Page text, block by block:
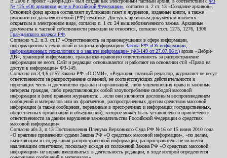
№ 125 «Об архивном деле в Российской Федерации» , согласно п. 2 ст. 13 «Создание архивов».
Основной фонд архива составляют публикации газет и журналов, изданные книги, а также
рукописи по дальневосточной (РФ) тематике. Доступ к архивным документам является
открытым в электронном виде, согласно п. 1 ст. 24 вышеобозначенного закона. Архивные
документы к частной собственности редакции не относятся, согласно ст.ст. 1275, 1276, 1306
Гражданского кодекса РФ
Согласно ч.2. п.3. ст.17 «Ответственность за правонарушения в сфере информации,
информационных технологий и защиты информации» Закона РФ «Об информации,
информационных технологиях и о защите информации» (ФЗ-149 от 27.07.06 г.) архив «Дебри-
ДВ», хранящий информацию, гражданско-правовую ответственность за распространение
информации не несет. Сайт и редакция основываются и работают на основании ст.8 «Право на
доступ к информации» ФЗ-149.
Согласно пп.3,4,6 ст.57 Закона РФ «О СМИ», «Редакция, главный редактор, журналист не несут
ответственности за распространение сведений, не соответствующих действительности и
порочащих честь и достоинство граждан и организаций, либо ущемляющих права и законные
интересы граждан, либо представляющих собой злоупотребление свободой массовой
информации и (или) правами журналиста: ...если они являются дословным воспроизведением
сообщений и материалов или их фрагментов, распространенных другим средством массовой
информации (а также сообщения, переданные в пресс-релизах и информация государственных,
общественных организаций и объединений), которое может быть установлено и привлечено к
ответственности за данное нарушение законодательства Российской Федерации о средствах
массовой информации».
Согласно абз.3, п.13 Постановления Пленума Верховного Суда РФ №16 от 15 июня 2010 года
«О практике применения судами Закона РФ «О средствах массовой информации», «по делам,
вытекающим из содержания распространенной информации, распространитель не является
надлежащим ответчиком, поскольку исходя из положений Закона РФ «О средствах массовой
информации» не вправе вмешиваться в деятельность редакции, в ходе которой определяется